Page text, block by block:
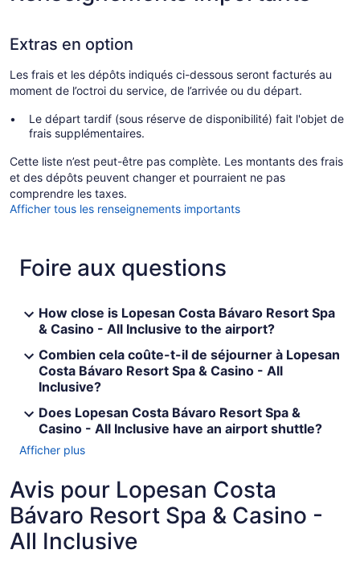
Extras en option
Les frais et les dépôts indiqués ci-dessous seront facturés au
moment de l’octroi du service, de l’arrivée ou du départ.
Le départ tardif (sous réserve de disponibilité) fait l'objet de
frais supplémentaires.
Cette liste n’est peut-être pas complète. Les montants des frais
et des dépôts peuvent changer et pourraient ne pas
comprendre les taxes.
Afficher tous les renseignements importants
Foire aux questions
How close is Lopesan Costa Bávaro Resort Spa
& Casino - All Inclusive to the airport?
Combien cela coûte-t-il de séjourner à Lopesan
Costa Bávaro Resort Spa & Casino - All
Inclusive?
Does Lopesan Costa Bávaro Resort Spa &
Casino - All Inclusive have an airport shuttle?
Afficher plus
Avis pour Lopesan Costa
Bávaro Resort Spa & Casino -
All Inclusive